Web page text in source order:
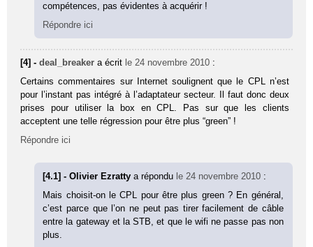
compétences, pas évidentes à acquérir !
Répondre ici
[4] -deal_breaker a écrit le 24 novembre 2010 :
Certains commentaires sur Internet soulignent que le CPL n’est
pour l’instant pas intégré à l’adaptateur secteur. Il faut donc deux
prises pour utiliser la box en CPL. Pas sur que les clients
acceptent une telle régression pour être plus “green” !
Répondre ici
[4.1] - Olivier Ezrattya répondu le 24 novembre 2010 :
Mais choisit-on le CPL pour être plus green ? En général,
c’est parce que l’on ne peut pas tirer facilement de câble
entre la gateway et la STB, et que le wifi ne passe pas non
plus.